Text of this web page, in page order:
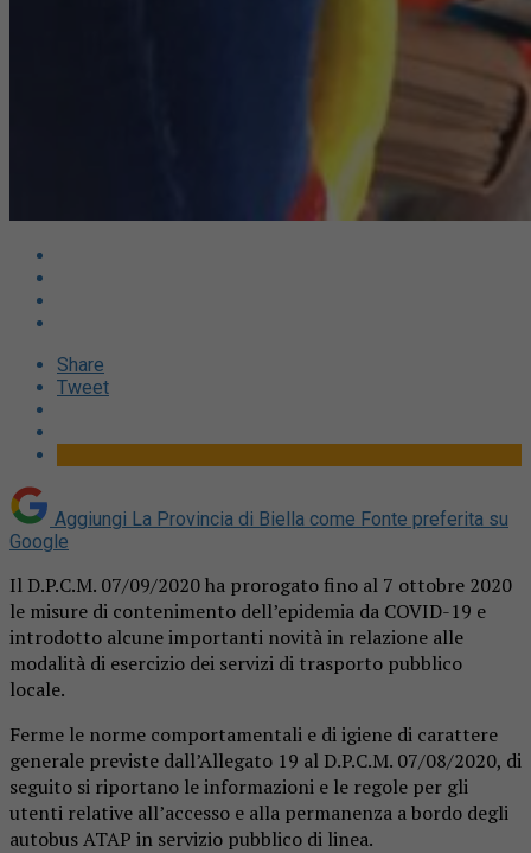
Share
Tweet
Aggiungi La Provincia di Biella come Fonte preferita su
Google
Il D.P.C.M. 07/09/2020 ha prorogato fino al 7 ottobre 2020
le misure di contenimento dell’epidemia da COVID-19 e
introdotto alcune importanti novità in relazione alle
modalità di esercizio dei servizi di trasporto pubblico
locale.
Ferme le norme comportamentali e di igiene di carattere
generale previste dall’Allegato 19 al D.P.C.M. 07/08/2020, di
seguito si riportano le informazioni e le regole per gli
utenti relative all’accesso e alla permanenza a bordo degli
autobus ATAP in servizio pubblico di linea.